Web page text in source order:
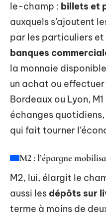
le-champ : billets et
auxquels s’ajoutent
par les particuliers et
banques
la monnaie
un achat ou
Bordeaux ou Lyon,
échanges
qui fait tourner
M2 : l’épargne
M2, lui, élargit le
aussi les dépôts sur
terme à moins de